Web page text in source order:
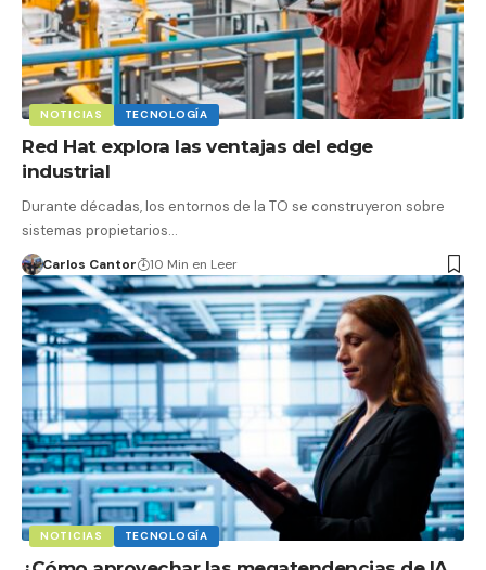
NOTICIAS TECNOLOGÍA
Red Hat explora las ventajas del edge
industrial
Durante décadas, los entornos de la TO se construyeron sobre
sistemas propietarios…
Carlos Cantor 10 Min en Leer
NOTICIAS TECNOLOGÍA